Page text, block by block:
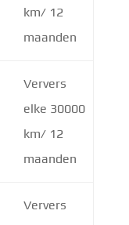
km/ 12
maanden
Ververs
elke 30000
km/ 12
maanden
Ververs